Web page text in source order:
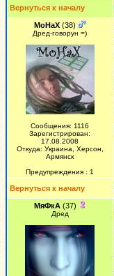
Вернуться к началу
MoHaX (38)
Дред-говорун =)
Сообщения: 1116
Зарегистрирован:
17.08.2008
Откуда: Украина, Херсон,
Армянск
Предупреждения : 1
Вернуться к началу
МяФкА(37)
Дред